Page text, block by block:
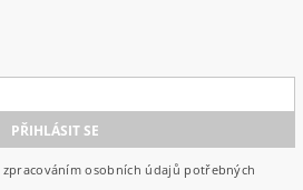
zpracováním osobních údajů potřebných